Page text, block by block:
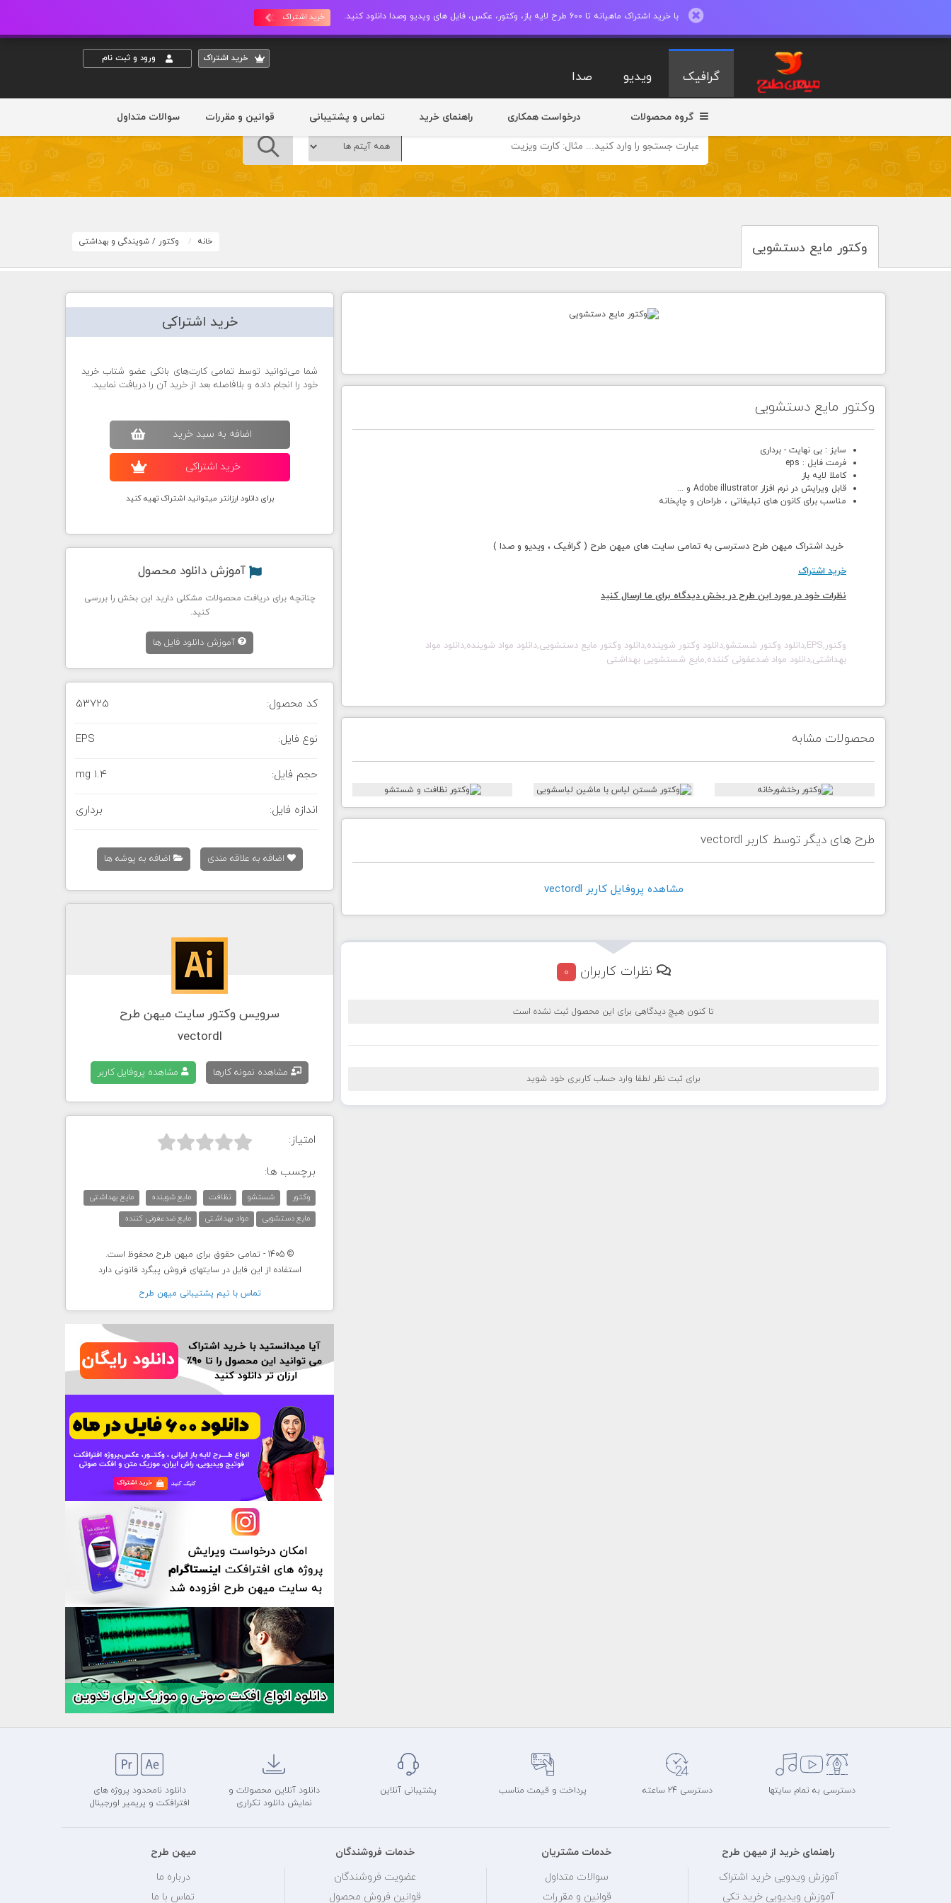
با خرید اشتراک ماهیانه تا 600 طرح لایه باز، وکتور، عکس، فایل های ویدیو وصدا دانلود کنید. خرید اشتراک
خريد اشتراک ورود و ثبت نام
گرافیک ویدیو صدا
گروه محصولات درخواست همکاری راهنمای خرید تماس و پشتیبانی قوانین و مقررات سوالات متداول
وکتور مایع دستشویی خانه وکتور / شویندگی و بهداشتی
وکتور مایع دستشویی
سایز : بی نهایت - برداری
فرمت فایل : eps
کاملا لایه باز
قابل ویرایش در نرم افزار Adobe illustrator و ...
مناسب برای کانون های تبلیغاتی ، طراحان و چاپخانه
خرید اشتراک میهن طرح دسترسی به تمامی سایت های میهن طرح ( گرافیک ، ویدیو و صدا )
خرید اشتراک
نظرات خود در مورد این طرح در بخش دیدگاه برای ما ارسال کنید
وکتور,EPS,دانلود وکتور شستشو,دانلود وکتور شوینده,دانلود وکتور مایع دستشویی,دانلود مواد شوینده,دانلود مواد
بهداشتی,دانلود مواد ضدعفونی کننده,مایع شستشویی بهداشتی
محصولات مشابه
طرح های دیگر توسط کاربر vectordl
مشاهده پروفايل کاربر vectordl
نظرات کاربران 0
تا کنون هیچ دیدگاهی برای این محصول ثبت نشده است
برای ثبت نظر لطفا وارد حساب کاربری خود شوید
خرید اشتراکی
شما می‌توانید توسط تمامی کارت‌های بانکی عضو شتاب خرید
خود را انجام داده و بلافاصله بعد از خرید آن را دریافت نمایید.
اضافه به سبد خريد
خريد اشتراکی
برای دانلود ارزانتر میتوانید اشتراک تهیه کنید
آموزش دانلود محصول
چنانچه برای دریافت محصولات مشکلی دارید این بخش را بررسی
کنید.
آموزش دانلود فایل ها
کد محصول: 53725
نوع فایل: EPS
حجم فایل: 1.4 mg
اندازه فایل: برداری
اضافه به علاقه مندی اضافه به پوشه ها
سرویس وکتور سایت میهن طرح
vectordl
مشاهده نمونه کارها مشاهده پروفایل کاربر
امتیاز: 


برچسب ها:
وکتور شستشو نظافت مایع شوینده
مایع بهداشتی
مایع دستشویی
مواد بهداشتی مایع ضدعفونی کننده
© 1405 - تمامی حقوق برای میهن طرح محفوظ است.
استفاده از این فایل در سایتهای فروش پیگرد قانونی دارد
تماس با تيم پشتيبانی ميهن طرح
دسترسی به تمام سایتها دسترسی 24 ساعته پرداخت و قیمت مناسب پشتیبانی آنلاین
دانلود آنلاین محصولات و
نمایش دانلود تکراری
دانلود نامحدود پروژه های
افترافکت و پریمیر اورجینال
راهنمای خرید از میهن طرح
آموزش ویدویی خرید اشتراک
آموزش ویدیویی خرید تکی
خدمات مشتریان
سوالات متداول
قوانین و مقررات
خدمات فروشندگان
عضویت فروشندگان
قوانین فروش محصول
میهن طرح
درباره ما
تماس با ما